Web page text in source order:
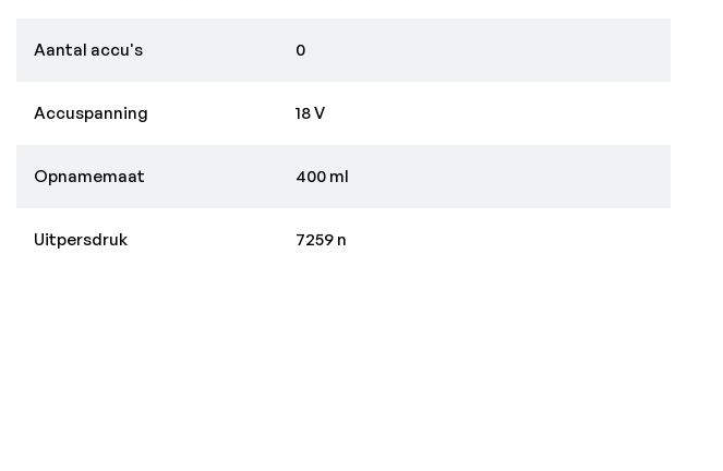
Aantal accu's 0
Accuspanning 18 V
Opnamemaat 400 ml
Uitpersdruk 7259 n